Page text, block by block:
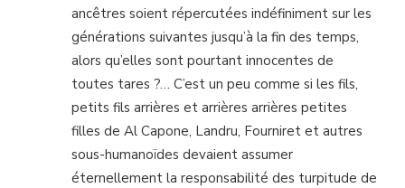
ancêtres soient répercutées indéfiniment sur les
générations suivantes jusqu’à la fin des temps,
alors qu’elles sont pourtant innocentes de
toutes tares ?… C’est un peu comme si les fils,
petits fils arrières et arrières arrières petites
filles de Al Capone, Landru, Fourniret et autres
sous-humanoïdes devaient assumer
éternellement la responsabilité des turpitude de